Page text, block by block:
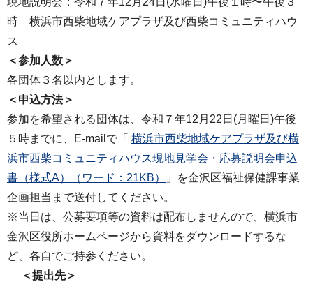
時 横浜市西柴地域ケアプラザ及び西柴コミュニティハウ
ス
＜参加⼈数＞
各団体３名以内とします。
＜申込⽅法＞
参加を希望される団体は、令和７年12⽉22⽇(月曜⽇)午後
５時までに、E-mailで「 横浜市西柴地域ケアプラザ及び横
浜市西柴コミュニティハウス現地見学会・応募説明会申込
書（様式A）（ワード：21KB）
」を金沢区福祉保健課事業
企画担当まで送付してください。
※当⽇は、公募要項等の資料は配布しませんので、横浜市
⾦沢区役所ホームページから資料をダウンロードするな
ど、各⾃でご持参ください。
＜提出先＞